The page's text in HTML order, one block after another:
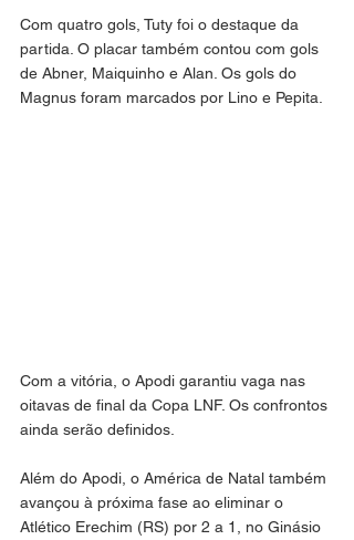
Com quatro gols, Tuty foi o destaque da
partida. O placar também contou com gols
de Abner, Maiquinho e Alan. Os gols do
Magnus foram marcados por Lino e Pepita.
Com a vitória, o Apodi garantiu vaga nas
oitavas de final da Copa LNF. Os confrontos
ainda serão definidos.
Além do Apodi, o América de Natal também
avançou à próxima fase ao eliminar o
Atlético Erechim (RS) por 2 a 1, no Ginásio